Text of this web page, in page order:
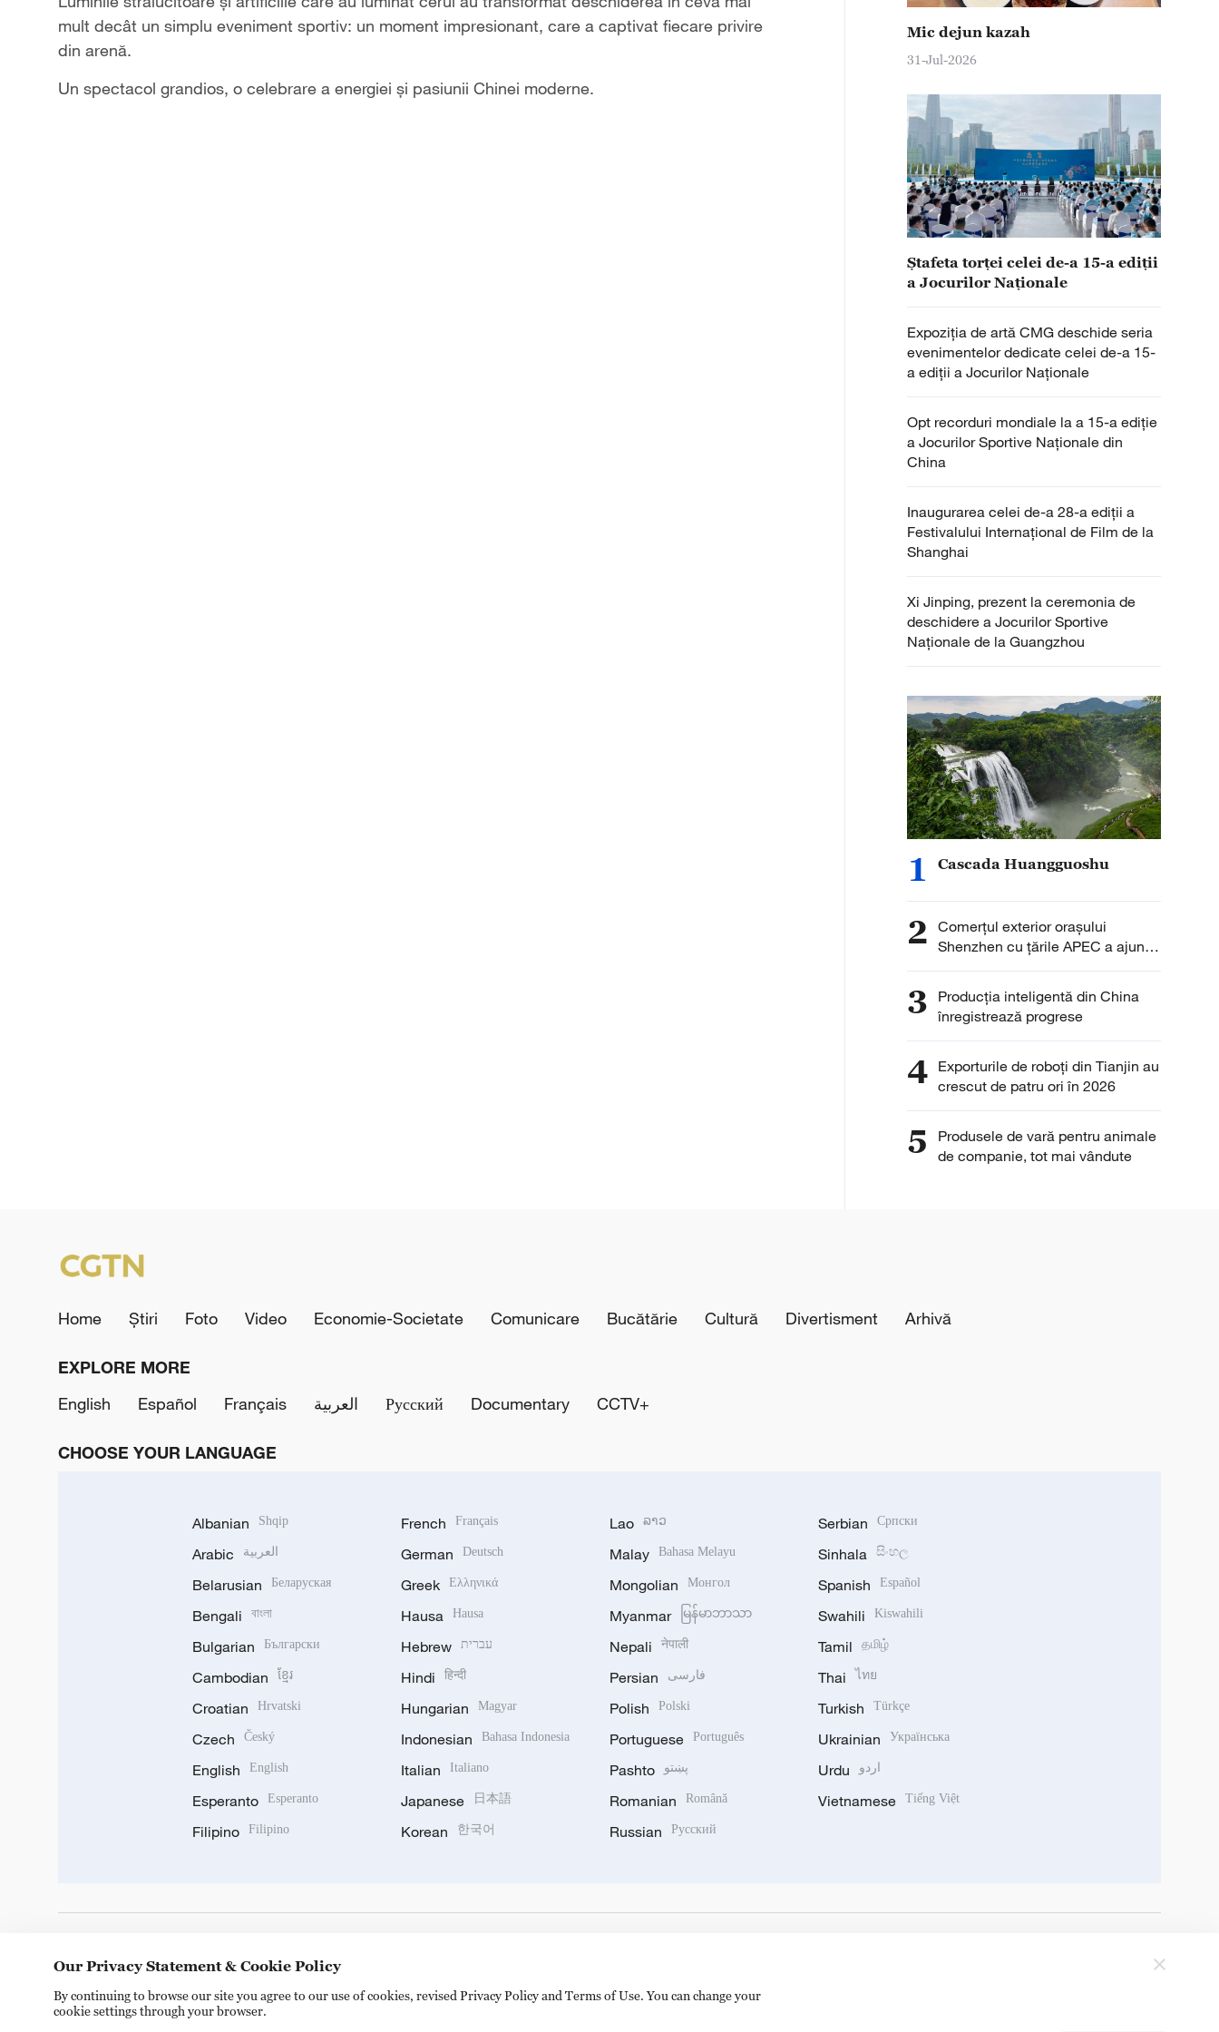
mult decât un simplu eveniment sportiv: un moment impresionant, care a captivat fiecare privire
din arenă.
Un spectacol grandios, o celebrare a energiei și pasiunii Chinei moderne.
Mic dejun kazah
31-Jul-2026
Ștafeta torței celei de-a 15-a ediții
a Jocurilor Naționale
Expoziția de artă CMG deschide seria
evenimentelor dedicate celei de-a 15-
a ediții a Jocurilor Naționale
Opt recorduri mondiale la a 15-a ediție
a Jocurilor Sportive Naționale din
China
Inaugurarea celei de-a 28-a ediții a
Festivalului Internațional de Film de la
Shanghai
Xi Jinping, prezent la ceremonia de
deschidere a Jocurilor Sportive
Naționale de la Guangzhou
1 Cascada Huangguoshu
2 Comerțul exterior orașului
Shenzhen cu țările APEC a ajuns
la 1,98 trilioane yuani
3
Producția inteligentă din China
înregistrează progrese
4 Exporturile de roboți din Tianjin au
crescut de patru ori în 2026
5
Produsele de vară pentru animale
de companie, tot mai vândute
Home Știri Foto Video Economie-Societate Comunicare Bucătărie Cultură Divertisment Arhivă
EXPLORE MORE
English
Español Français العربية Русский Documentary CCTV+
CHOOSE YOUR LANGUAGE
Albanian Shqip
Arabic العربية
Belarusian Беларуская
Bengali বাংলা
Bulgarian Български
Cambodian ខ្មែរ
Croatian Hrvatski
Czech Český
English English
Esperanto Esperanto
Filipino Filipino
French Français
German Deutsch
Greek Ελληνικά
Hausa Hausa
Hebrew עברית
Hindi हिन्दी
Hungarian Magyar
Indonesian Bahasa Indonesia
Italian Italiano
Japanese 日本語
Korean 한국어
Lao ລາວ
Malay Bahasa Melayu
Mongolian Монгол
Myanmar မြန်မာဘာသာ
Nepali नेपाली
Persian فارسی
Polish Polski
Portuguese Português
Pashto پښتو
Romanian Română
Russian Русский
Serbian Српски
Sinhala සිංහල
Spanish Español
Swahili Kiswahili
Tamil தமிழ்
Thai ไทย
Turkish Türkçe
Ukrainian Українська
Urdu اردو
Vietnamese Tiếng Việt
Our Privacy Statement & Cookie Policy
By continuing to browse our site you agree to our use of cookies, revised Privacy Policy and Terms of Use. You can change your
cookie settings through your browser.